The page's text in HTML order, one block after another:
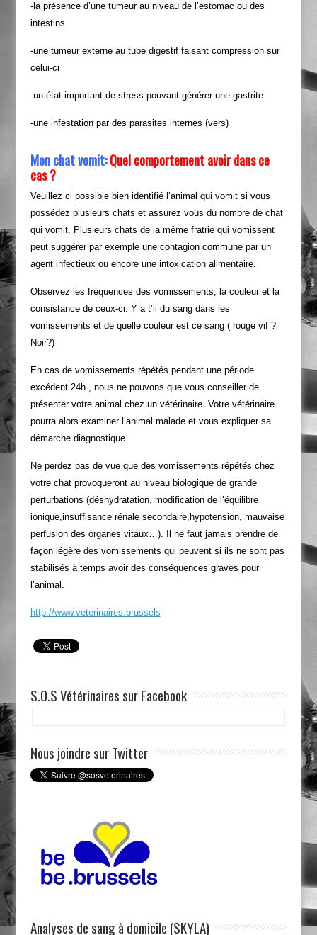
-la présence d’une tumeur au niveau de l’estomac ou des
intestins
-une tumeur externe au tube digestif faisant compression sur
celui-ci
-un état important de stress pouvant générer une gastrite
-une infestation par des parasites internes (vers)
Mon chat vomit: Quel comportement avoir dans ce
cas ?
Veuillez ci possible bien identifié l’animal qui vomit si vous
possédez plusieurs chats et assurez vous du nombre de chat
qui vomit. Plusieurs chats de la même fratrie qui vomissent
peut suggérer par exemple une contagion commune par un
agent infectieux ou encore une intoxication alimentaire.
Observez les fréquences des vomissements, la couleur et la
consistance de ceux-ci. Y a t’il du sang dans les
vomissements et de quelle couleur est ce sang ( rouge vif ?
Noir?)
En cas de vomissements répétés pendant une période
excédent 24h , nous ne pouvons que vous conseiller de
présenter votre animal chez un vétérinaire. Votre vétérinaire
pourra alors examiner l’animal malade et vous expliquer sa
démarche diagnostique.
Ne perdez pas de vue que des vomissements répétés chez
votre chat provoqueront au niveau biologique de grande
perturbations (déshydratation, modification de l’équilibre
ionique,insuffisance rénale secondaire,hypotension, mauvaise
perfusion des organes vitaux…). Il ne faut jamais prendre de
façon légère des vomissements qui peuvent si ils ne sont pas
stabilisés à temps avoir des conséquences graves pour
l’animal.
http://www.veterinaires.brussels
S.O.S Vétérinaires sur Facebook
Nous joindre sur Twitter
Analyses de sang à domicile (SKYLA)